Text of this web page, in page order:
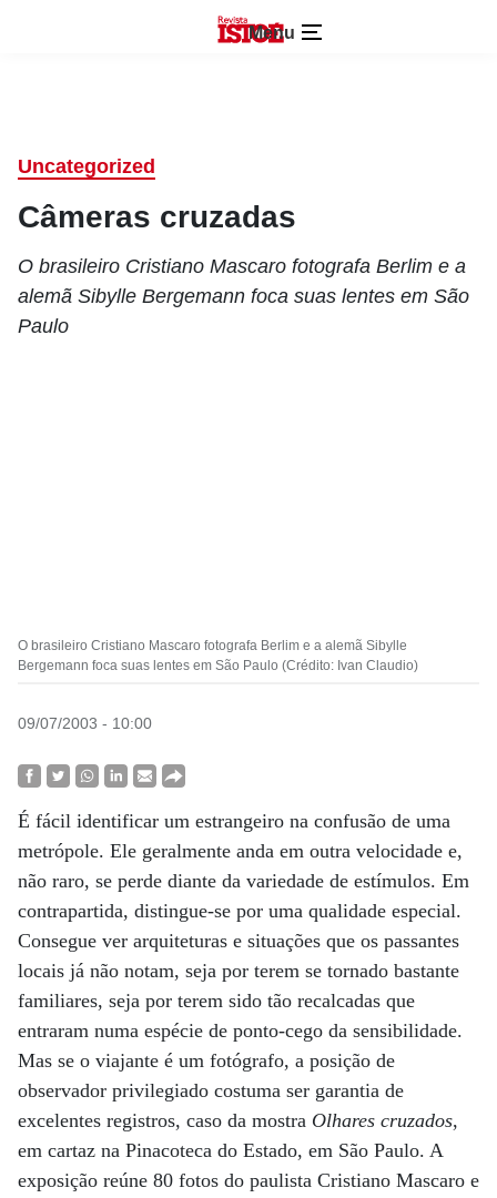
Menu
Uncategorized
Câmeras cruzadas
O brasileiro Cristiano Mascaro fotografa Berlim e a
alemã Sibylle Bergemann foca suas lentes em São
Paulo
O brasileiro Cristiano Mascaro fotografa Berlim e a alemã Sibylle
Bergemann foca suas lentes em São Paulo (Crédito: Ivan Claudio)
09/07/2003 - 10:00
É fácil identificar um estrangeiro na confusão de uma
metrópole. Ele geralmente anda em outra velocidade e,
não raro, se perde diante da variedade de estímulos. Em
contrapartida, distingue-se por uma qualidade especial.
Consegue ver arquiteturas e situações que os passantes
locais já não notam, seja por terem se tornado bastante
familiares, seja por terem sido tão recalcadas que
entraram numa espécie de ponto-cego da sensibilidade.
Mas se o viajante é um fotógrafo, a posição de
observador privilegiado costuma ser garantia de
excelentes registros, caso da mostra Olhares cruzados,
em cartaz na Pinacoteca do Estado, em São Paulo. A
exposição reúne 80 fotos do paulista Cristiano Mascaro e